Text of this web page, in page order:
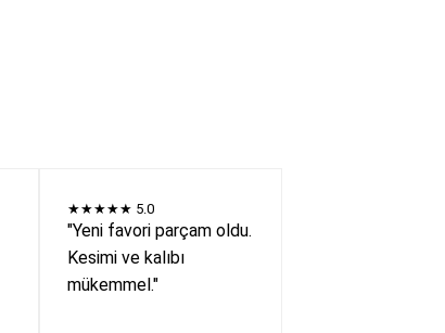
★★★★★ 5.0
"Yeni favori parçam oldu.
Kesimi ve kalıbı
mükemmel."